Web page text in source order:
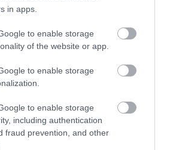
in apps.
to enable storage
of the website or app.
to enable storage
to enable storage
including authentication
fraud prevention, and other
σημείο
στα
στην
ΑΓΓΕΛΙΕΣ